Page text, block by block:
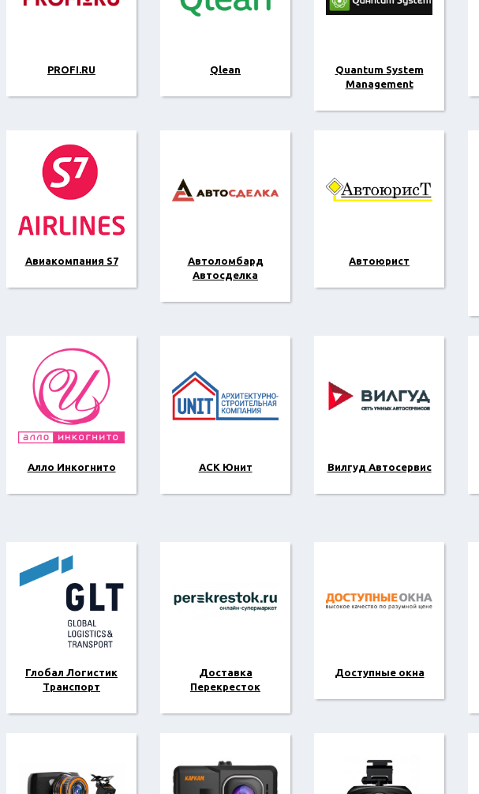
PROFI.RU Qlean
Quantum System
Management
Авиакомпания S7
Автоломбард
Автосделка
Автоюрист
Алло Инкогнито АСК Юнит Вилгуд Автосервис
Глобал Логистик
Транспорт
Доставка
Перекресток
Доступные окна